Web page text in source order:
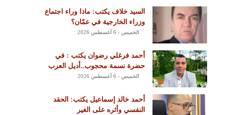
السيد خلاف يكتب: ماذا وراء اجتماع
وزراء الخارجية في عمّان؟
الخميس - 6 أغسطس 2026
أحمد فرغلي رضوان يكتب : في
حضرة نسمة محجوب..أديل العرب
الخميس - 6 أغسطس 2026
أحمد خالد إسماعيل يكتب: الحقد
النفسي وأثره على الغير